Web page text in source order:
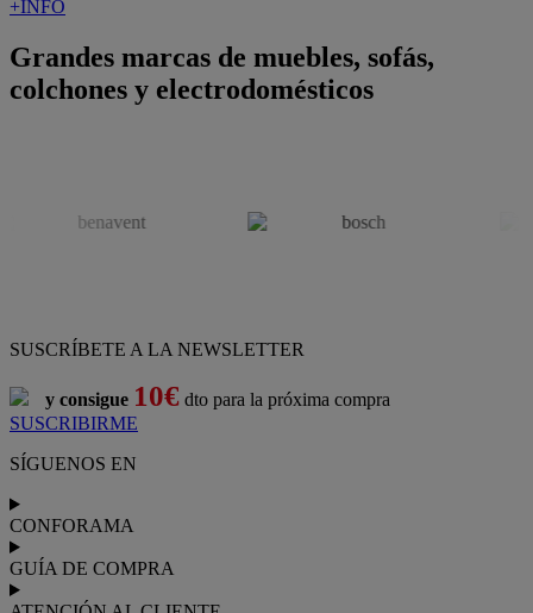
+INFO
Grandes marcas de muebles, sofás,
colchones y electrodomésticos
SUSCRÍBETE A LA NEWSLETTER
y consigue 10€ dto para la próxima compra
SUSCRIBIRME
SÍGUENOS EN
CONFORAMA
GUÍA DE COMPRA